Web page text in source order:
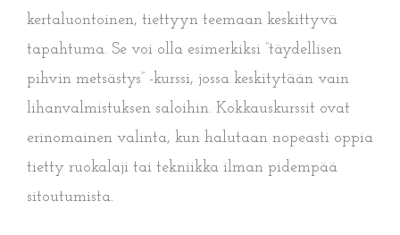
kertaluontoinen, tiettyyn teemaan keskittyvä
tapahtuma. Se voi olla esimerkiksi ”täydellisen
pihvin metsästys” -kurssi, jossa keskitytään vain
lihanvalmistuksen saloihin. Kokkauskurssit ovat
erinomainen valinta, kun halutaan nopeasti oppia
tietty ruokalaji tai tekniikka ilman pidempää
sitoutumista.